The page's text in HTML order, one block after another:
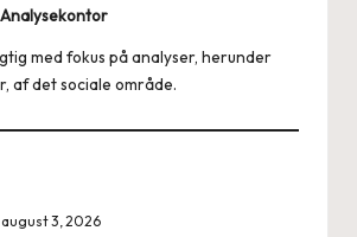
med fokus på analyser, herunder
af det sociale område.
3, 2026